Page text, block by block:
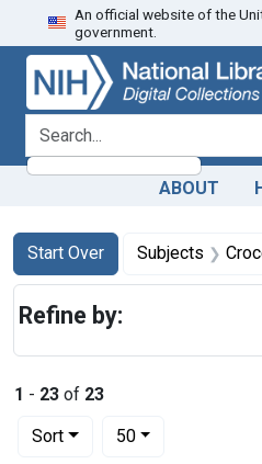
Skip
to
search
Skip to
main
content
Skip
to
first
result
An official website of the
government.
search for
ABOUT
Search
Search Constraints
Start Over
You searched for:Subjects
1 - 23 of 23
Sort
Number of results to display per
50per page
Refine by: